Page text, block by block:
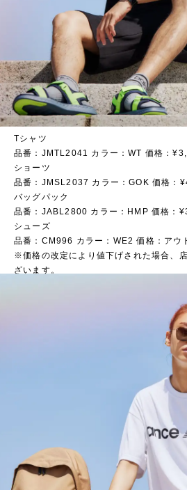
Tシャツ
品番：JMTL2041 カラー：WT 価格：
ショーツ
品番：JMSL2037 カラー：GOK 価格：
バッグパック
品番：JABL2800 カラー：HMP 価格：
シューズ
品番：CM996 カラー：WE2 価格：アウ
※価格の改定により値下げされた場合、
ざいます。